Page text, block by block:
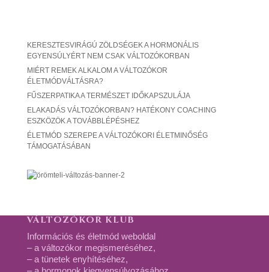
KERESZTESVIRÁGÚ ZÖLDSÉGEK A HORMONÁLIS
EGYENSÚLYÉRT NEM CSAK VÁLTOZÓKORBAN
MIÉRT REMEK ALKALOM A VÁLTOZÓKOR
ÉLETMÓDVÁLTÁSRA?
FŰSZERPATIKA A TERMÉSZET IDŐKAPSZULÁJA
ELAKADÁS VÁLTOZÓKORBAN? HATÉKONY COACHING
ESZKÖZÖK A TOVÁBBLÉPÉSHEZ
ÉLETMÓD SZEREPE A VÁLTOZÓKORI ÉLETMINŐSÉG
TÁMOGATÁSÁBAN
VÁLTOZÓKOR KLUB
Információs és életmód weboldal
– a változókor megismeréséhez,
– a tünetek enyhítéséhez,